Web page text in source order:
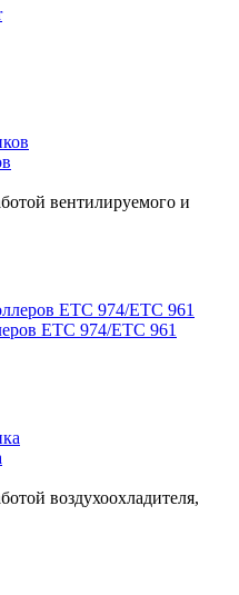
вентилируемого и
ETC 974/ETC 961
воздухоохладителя,